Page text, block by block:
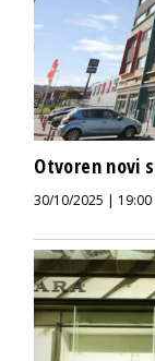
Otvoren novi
30/10/2025 | 19:00